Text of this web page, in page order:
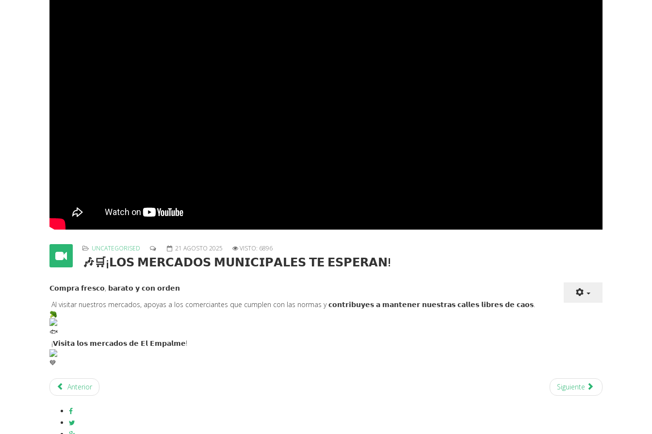
UNCATEGORISED 21 AGOSTO 2025 VISTO: 6896
🎶🛒¡𝗟𝗢𝗦 𝗠𝗘𝗥𝗖𝗔𝗗𝗢𝗦 𝗠𝗨𝗡𝗜𝗖𝗜𝗣𝗔𝗟𝗘𝗦 𝗧𝗘 𝗘𝗦𝗣𝗘𝗥𝗔𝗡!
𝗖𝗼𝗺𝗽𝗿𝗮 𝗳𝗿𝗲𝘀𝗰𝗼, 𝗯𝗮𝗿𝗮𝘁𝗼 𝘆 𝗰𝗼𝗻 𝗼𝗿𝗱𝗲𝗻
Al visitar nuestros mercados, apoyas a los comerciantes que cumplen con las normas y 𝗰𝗼𝗻𝘁𝗿𝗶𝗯𝘂𝘆𝗲𝘀 𝗮 𝗺𝗮𝗻𝘁𝗲𝗻𝗲𝗿 𝗻𝘂𝗲𝘀𝘁𝗿𝗮𝘀 𝗰𝗮𝗹𝗹𝗲𝘀 𝗹𝗶𝗯𝗿𝗲𝘀 𝗱𝗲 𝗰𝗮𝗼𝘀.
¡𝗩𝗶𝘀𝗶𝘁𝗮 𝗹𝗼𝘀 𝗺𝗲𝗿𝗰𝗮𝗱𝗼𝘀 𝗱𝗲 𝗘𝗹 𝗘𝗺𝗽𝗮𝗹𝗺𝗲!
Anterior Siguiente